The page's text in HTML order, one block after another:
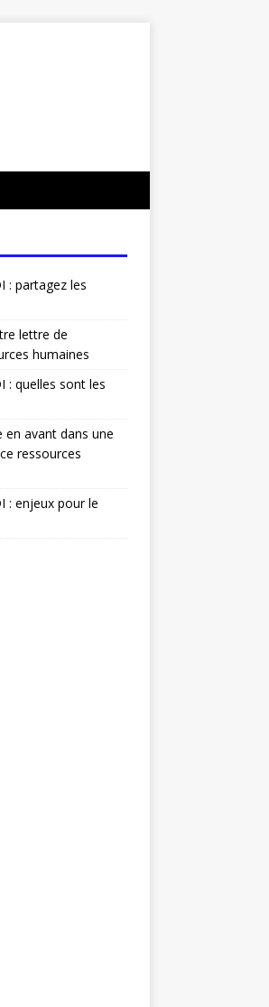
: partagez les
lettre de
humaines
: quelles sont les
avant dans une
ressources
: enjeux pour le